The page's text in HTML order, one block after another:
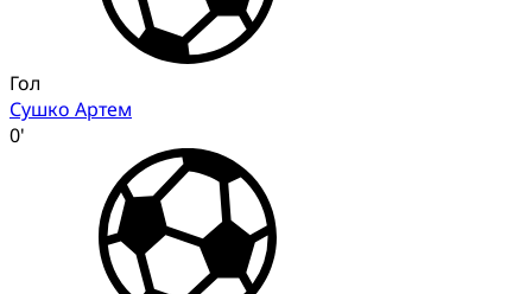
Гол
Сушко Артем
0'